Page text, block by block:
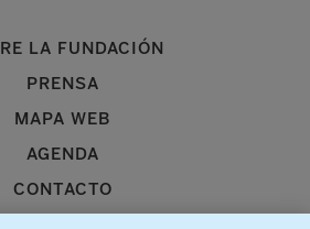
LA FUNDACIÓN
PRENSA
MAPA WEB
AGENDA
CONTACTO